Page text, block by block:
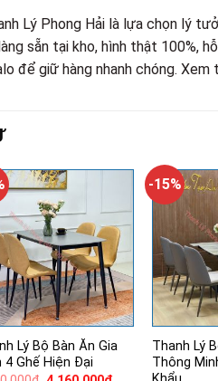
Lý Phong Hải là lựa chọn lý
sẵn tại kho, hình thật 100%,
để giữ hàng nhanh chóng. Xem
Lý Bộ Bàn Ăn Gia
4 Ghế Hiện Đại
-15%
Thanh Lý
Thông